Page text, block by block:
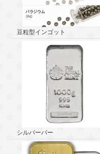
豆粒型インゴット
シルバーバー